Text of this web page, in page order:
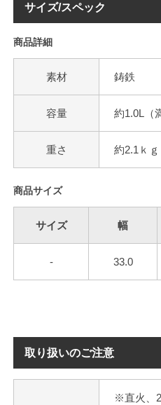
サイズ/スペック
商品詳細
素材 鋳鉄
容量 約1.0L（
重さ 約2.1ｋｇ
商品サイズ
サイズ 幅
- 33.0
取り扱いのご注意
※直火、